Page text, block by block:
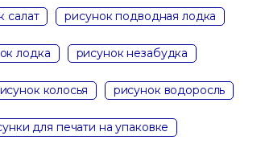
салат рисунок подводная лодка
лодка рисунок незабудка
колосья рисунок водоросль
для печати на упаковке